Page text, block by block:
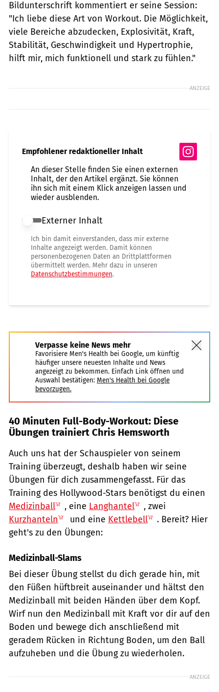
Bildunterschrift kommentiert er seine Session:
"Ich liebe diese Art von Workout. Die Möglichkeit,
viele Bereiche abzudecken, Explosivität, Kraft,
Stabilität, Geschwindigkeit und Hypertrophie,
hilft mir, mich funktionell und stark zu fühlen."
ANZEIGE
Empfohlener redaktioneller Inhalt
An dieser Stelle finden Sie einen externen
Inhalt, der den Artikel ergänzt. Sie können
ihn sich mit einem Klick anzeigen lassen und
wieder ausblenden.
Externer Inhalt erlauben
Externer Inhalt
Ich bin damit einverstanden, dass mir externe
Inhalte angezeigt werden. Damit können
personenbezogenen Daten an Drittplattformen
übermittelt werden. Mehr dazu in unseren
Datenschutzbestimmungen.
Verpasse keine News mehr
Favorisiere Men's Health bei Google, um künftig
häufiger unsere neuesten Inhalte und News
angezeigt zu bekommen. Einfach Link öffnen und
Auswahl bestätigen: Men's Health bei Google
bevorzugen.
40 Minuten Full-Body-Workout: Diese
Übungen trainiert Chris Hemsworth
Auch uns hat der Schauspieler von seinem
Training überzeugt, deshalb haben wir seine
Übungen für dich zusammengefasst. Für das
Training des Hollywood-Stars benötigst du einen
Medizinball
, eine Langhantel
, zwei
Kurzhanteln
und eine Kettlebell
. Bereit? Hier
geht's zu den Übungen:
Medizinball-Slams
Bei dieser Übung stellst du dich gerade hin, mit
den Füßen hüftbreit auseinander und hältst den
Medizinball mit beiden Händen über dem Kopf.
Wirf nun den Medizinball mit Kraft vor dir auf den
Boden und bewege dich anschließend mit
geradem Rücken in Richtung Boden, um den Ball
aufzuheben und die Übung zu wiederholen.
ANZEIGE